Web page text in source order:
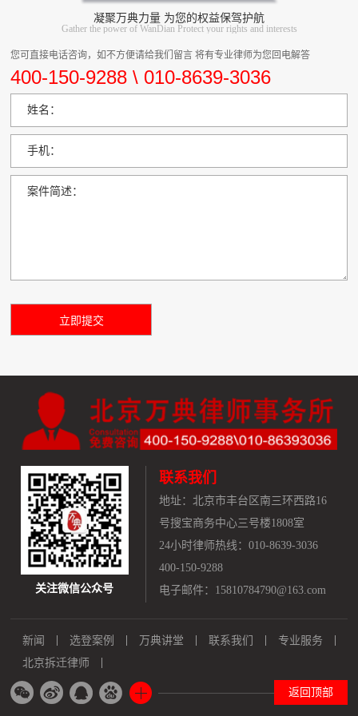
凝聚万典力量 为您的权益保驾护航
Gather the power of WanDian Protect your rights and interests
您可直接电话咨询，如不方便请给我们留言 将有专业律师为您回电解答
400-150-9288 \ 010-8639-3036
姓名：
手机：
案件简述：
关注微信公众号
联系我们
地址： 北京市丰台区南三环西路16
号搜宝商务中心三号楼1808室
24小时律师热线：010-8639-3036
400-150-9288
电子邮件：15810784790@163.com
新闻 选登案例 万典讲堂 联系我们
专业服务
北京拆迁律师
返回顶部